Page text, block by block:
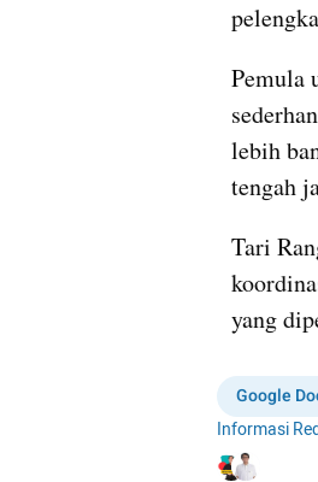
Pemula
lebih
tengah
Tari
yang
Google
Informasi